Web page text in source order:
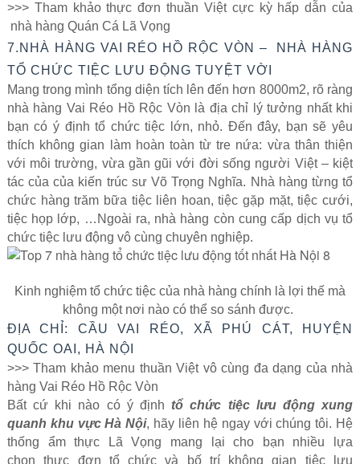
>>> Tham khảo thực đơn thuần Việt cực kỳ hấp dẫn của
nhà hàng Quán Cá Lã Vọng
7.NHÀ HÀNG VAI RÉO HỒ RỘC VÒN – NHÀ HÀNG
TỔ CHỨC TIỆC LƯU ĐỘNG TUYỆT VỜI
Mang trong mình tổng diện tích lên đến hơn 8000m2, rõ ràng
nhà hàng Vai Réo Hồ Rộc Vòn là địa chỉ lý tưởng nhất khi
bạn có ý định tổ chức tiệc lớn, nhỏ. Đến đây, bạn sẽ yêu
thích không gian làm hoàn toàn từ tre nứa: vừa thân thiện
với môi trường, vừa gần gũi với đời sống người Việt – kiệt
tác của của kiến trúc sư Võ Trọng Nghĩa. Nhà hàng từng tổ
chức hàng trăm bữa tiệc liên hoan, tiệc gặp mặt, tiệc cưới,
tiệc họp lớp, …Ngoài ra, nhà hàng còn cung cấp dịch vụ tổ
chức tiệc lưu động vô cùng chuyên nghiệp.
Kinh nghiệm tổ chức tiệc của nhà hàng chính là lợi thế mà
không một nơi nào có thể so sánh được.
ĐỊA CHỈ: CẦU VAI RÉO, XÃ PHÚ CÁT, HUYỆN
QUỐC OAI, HÀ NỘI
>>> Tham khảo menu thuần Việt vô cùng đa dạng của nhà
hàng Vai Réo Hồ Rộc Vòn
Bất cứ khi nào có ý định tổ chức tiệc lưu động xung
quanh khu vực Hà Nội, hãy liên hệ ngay với chúng tôi. Hệ
thống ẩm thực Lã Vọng mang lại cho bạn nhiều lựa
chọnthực đơn tổ chức và bố trí không gian tiệc lưu